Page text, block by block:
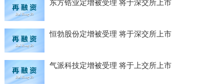
东方锆业定增被受理 将于深交所上市
恒勃股份定增被受理 将于深交所上市
气派科技定增被受理 将于上交所上市